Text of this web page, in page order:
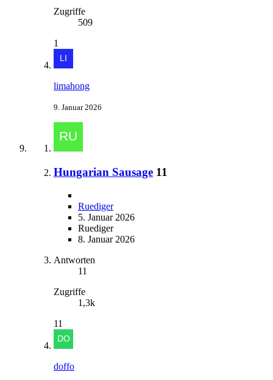
Zugriffe
509
1
limahong
9. Januar 2026
Hungarian Sausage 11
Ruediger
5. Januar 2026
Ruediger
8. Januar 2026
Antworten
11
Zugriffe
1,3k
11
doffo